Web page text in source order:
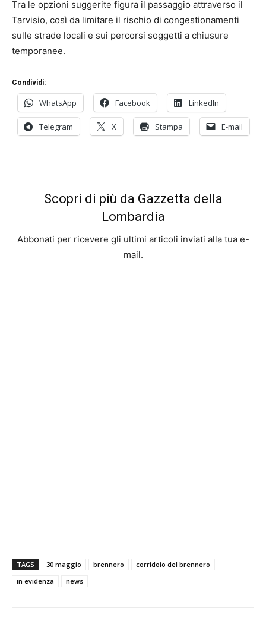
Tra le opzioni suggerite figura il passaggio attraverso il
Tarvisio, così da limitare il rischio di congestionamenti
sulle strade locali e sui percorsi soggetti a chiusure
temporanee.
Condividi:
WhatsApp Facebook LinkedIn
Telegram X Stampa E-mail
Scopri di più da Gazzetta della
Lombardia
Abbonati per ricevere gli ultimi articoli inviati alla tua e-
mail.
TAGS 30 maggio brennero
corridoio del brennero
in evidenza
news